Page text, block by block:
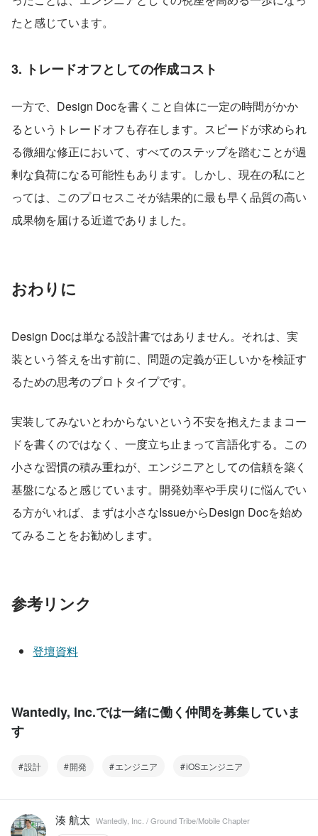
たと感じています。
3. トレードオフとしての作成コスト
一方で、Design Docを書くこと自体に一定の時間がかか
るというトレードオフも存在します。スピードが求められ
る微細な修正において、すべてのステップを踏むことが過
剰な負荷になる可能性もあります。しかし、現在の私にと
っては、このプロセスこそが結果的に最も早く品質の高い
成果物を届ける近道でありました。
おわりに
Design Docは単なる設計書ではありません。それは、実
装という答えを出す前に、問題の定義が正しいかを検証す
るための思考のプロトタイプです。
実装してみないとわからないという不安を抱えたままコー
ドを書くのではなく、一度立ち止まって言語化する。この
小さな習慣の積み重ねが、エンジニアとしての信頼を築く
基盤になると感じています。開発効率や手戻りに悩んでい
る方がいれば、まずは小さなIssueからDesign Docを始め
てみることをお勧めします。
参考リンク
登壇資料
Wantedly, Inc.では一緒に働く仲間を募集していま
す
設計 開発 エンジニア iOSエンジニア
湊 航太 Wantedly, Inc. / Ground Tribe/Mobile Chapter